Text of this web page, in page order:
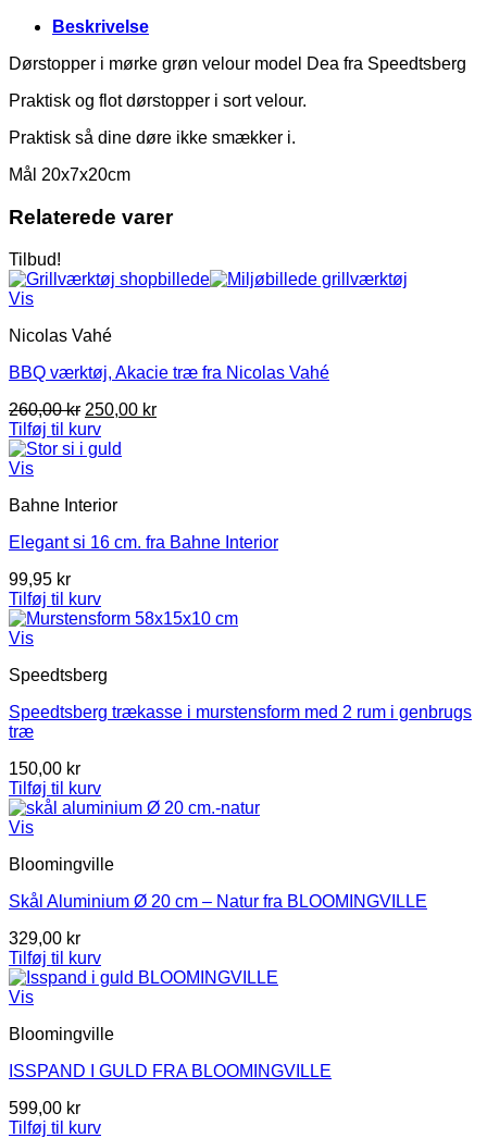
Beskrivelse
Dørstopper i mørke grøn velour model Dea fra Speedtsberg
Praktisk og flot dørstopper i sort velour.
Praktisk så dine døre ikke smækker i.
Mål 20x7x20cm
Relaterede varer
Tilbud!
Vis
Nicolas Vahé
BBQ værktøj, Akacie træ fra Nicolas Vahé
260,00kr Den
oprindelige
pris
250,00 krDen
Tilføj til kurv
Vis
Bahne Interior
Elegant si 16 cm. fra Bahne Interior
99,95 kr
Tilføj til kurv
Vis
Speedtsberg
Speedtsberg trækasse i murstensform med 2 rum i genbrugs
træ
150,00 kr
Tilføj til kurv
Vis
Bloomingville
Skål Aluminium Ø 20 cm – Natur fra BLOOMINGVILLE
329,00 kr
Tilføj til kurv
Vis
Bloomingville
ISSPAND I GULD FRA BLOOMINGVILLE
599,00 kr
Tilføj til kurv